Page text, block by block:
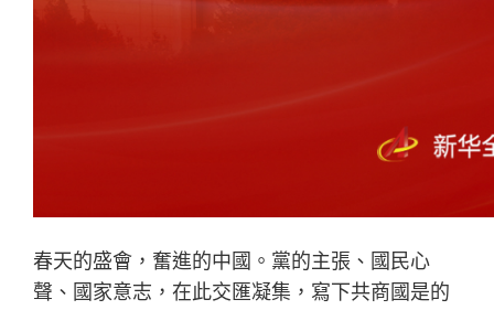
春天的盛會，奮進的中國。黨的主張、國民心
聲、國家意志，在此交匯凝集，寫下共商國是的